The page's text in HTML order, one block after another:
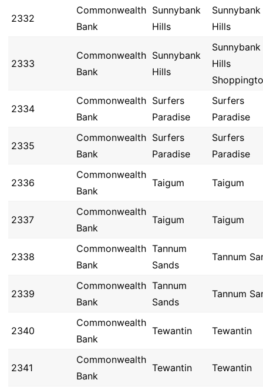
2332
Commonwealth
Bank
Sunnybank
Hills
Sunnybank
Hills
2333
Commonwealth
Bank
Sunnybank
Hills
Sunnybank
Hills
2334
Commonwealth
Bank
Surfers
Paradise
Surfers
Paradise
2335
Commonwealth
Bank
Surfers
Paradise
Surfers
Paradise
2336
Commonwealth
Bank
Taigum Taigum
2337
Commonwealth
Bank
Taigum Taigum
2338
Commonwealth
Bank
Tannum
Sands
Tannum
2339
Commonwealth
Bank
Tannum
Sands
Tannum
2340
Commonwealth
Bank
Tewantin Tewantin
2341
Commonwealth
Bank
Tewantin Tewantin